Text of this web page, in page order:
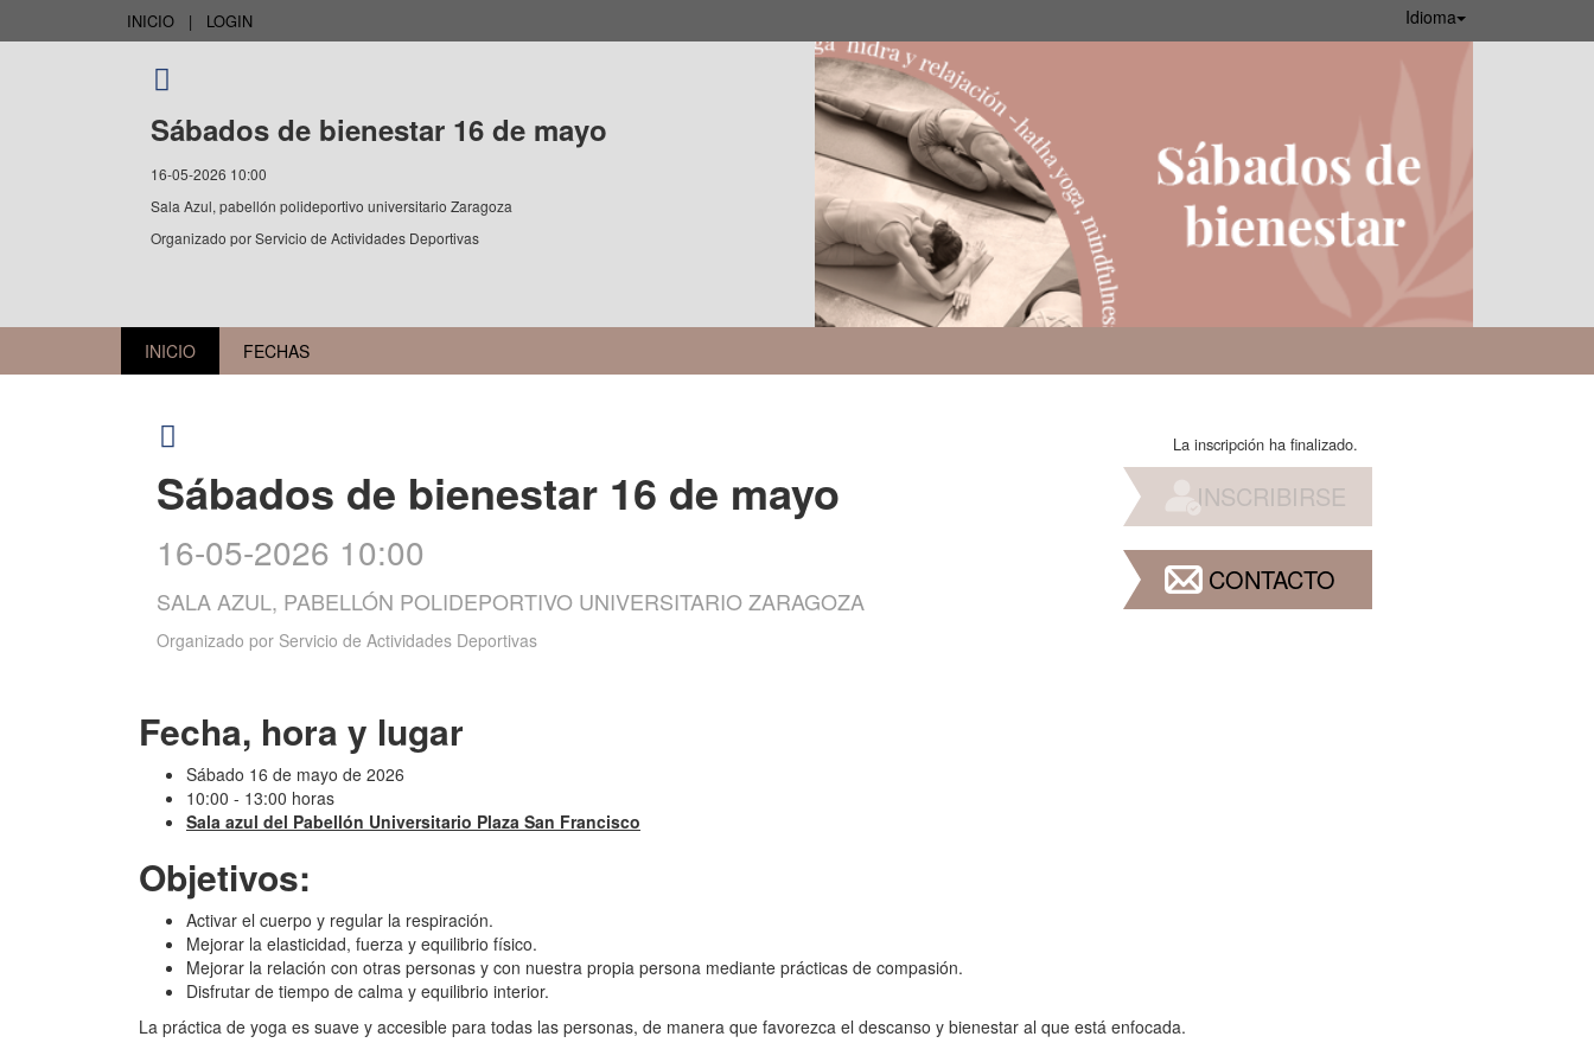
INICIO | LOGIN Idioma
Sábados de bienestar 16 de mayo
16-05-2026 10:00
Sala Azul, pabellón polideportivo universitario Zaragoza
Organizado porServicio de Actividades Deportivas
INICIO FECHAS
Sábados de bienestar 16 de mayo
16-05-2026 10:00
SALA AZUL, PABELLÓN POLIDEPORTIVO UNIVERSITARIO ZARAGOZA
Organizado por Servicio de Actividades Deportivas
La inscripción ha finalizado.
INSCRIBIRSE
CONTACTO
Fecha, hora y lugar
Sábado 16 de mayo de 2026
10:00 - 13:00 horas
Sala azul del Pabellón Universitario Plaza San Francisco
Objetivos:
Activar el cuerpo y regular la respiración.
Mejorar la elasticidad, fuerza y equilibrio físico.
Mejorar la relación con otras personas y con nuestra propia persona mediante prácticas de compasión.
Disfrutar de tiempo de calma y equilibrio interior.
La práctica de yoga es suave y accesible para todas las personas, de manera que favorezca el descanso y bienestar al que está enfocada.